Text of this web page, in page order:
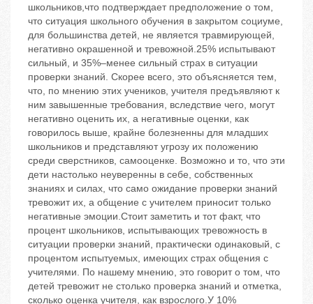
школьников,что подтверждает предположение о том,
что ситуация школьного обучения в закрытом социуме,
для большинства детей, не является травмирующей,
негативно окрашенной и тревожной.25% испытывают
сильный, и 35%–менее сильный страх в ситуации
проверки знаний. Скорее всего, это объясняется тем,
что, по мнению этих учеников, учителя предъявляют к
ним завышенные требования, вследствие чего, могут
негативно оценить их, а негативные оценки, как
говорилось выше, крайне болезненны для младших
школьников и представляют угрозу их положению
среди сверстников, самооценке. Возможно и то, что эти
дети настолько неуверенны в себе, собственных
знаниях и силах, что само ожидание проверки знаний
тревожит их, а общение с учителем приносит только
негативные эмоции.Стоит заметить и тот факт, что
процент школьников, испытывающих тревожность в
ситуации проверки знаний, практически одинаковый, с
процентом испытуемых, имеющих страх общения с
учителями. По нашему мнению, это говорит о том, что
детей тревожит не столько проверка знаний и отметка,
сколько оценка учителя, как взрослого.У 10%